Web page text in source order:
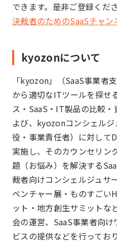
できます。是非ご登録くださ
決裁者のためのSaaSチャ
kyozonについて
「kyozon」（SaaS事業者
から適切なITツールを探せ
ス・SaaS・IT製品の比較
よび、kyozonコンシェル
役・事業責任者）に対して
実施し、そのカウンセリン
題（お悩み）を解決する
裁者向けコンシェルジュサ
ベンチャー展・ものすごい
ット・地方創生サミットな
会の運営、SaaS事業者向
ビスの提供などを行ってお